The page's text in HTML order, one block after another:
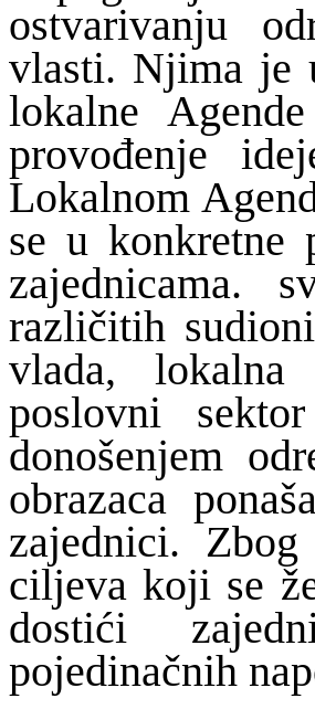
ostvarivanju
vlasti. Njima je
lokalne
provođenje
Lokalnom
se u konkretne
zajednicama.
različitih
vlada, lokalna
poslovni
donošenjem
obrazaca
zajednici.
ciljeva koji se
dostići
pojedinačnih